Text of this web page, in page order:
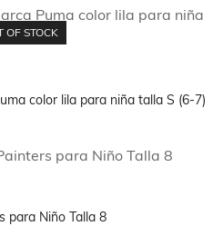
OF STOCK
color lila para niña talla S (6-7)
para Niño Talla 8